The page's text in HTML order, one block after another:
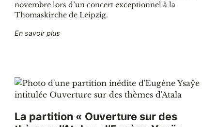
novembre lors d’un concert exceptionnel à la
Thomaskirche de Leipzig.
En savoir plus
La partition « Ouverture sur des